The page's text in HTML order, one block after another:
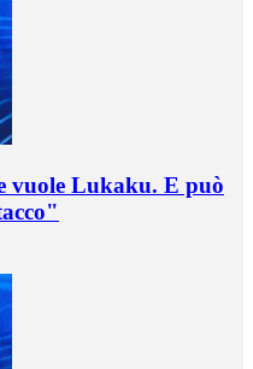
vuole Lukaku. E può